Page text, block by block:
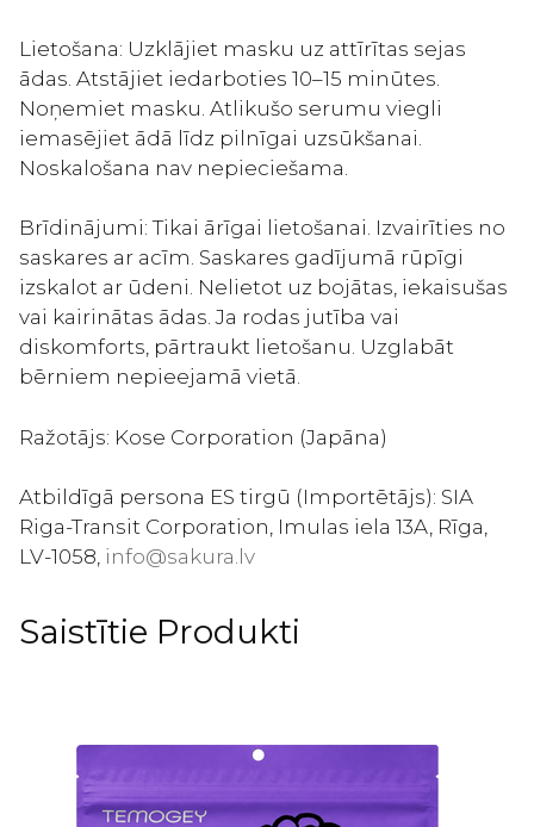
Lietošana: Uzklājiet masku uz attīrītas sejas
ādas. Atstājiet iedarboties 10–15 minūtes.
Noņemiet masku. Atlikušo serumu viegli
iemasējiet ādā līdz pilnīgai uzsūkšanai.
Noskalošana nav nepieciešama.
Brīdinājumi: Tikai ārīgai lietošanai. Izvairīties no
saskares ar acīm. Saskares gadījumā rūpīgi
izskalot ar ūdeni. Nelietot uz bojātas, iekaisušas
vai kairinātas ādas. Ja rodas jutība vai
diskomforts, pārtraukt lietošanu. Uzglabāt
bērniem nepieejamā vietā.
Ražotājs: Kose Corporation (Japāna)
Atbildīgā persona ES tirgū (Importētājs): SIA
Riga-Transit Corporation, Imulas iela 13A, Rīga,
LV-1058, info@sakura.lv
Saistītie Produkti